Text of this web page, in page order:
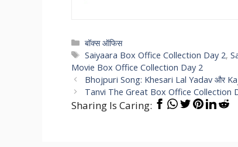
Categories
बॉक्स ऑफिस
Tags
Saiyaara Box Office Collection Day 2,
Movie Box Office Collection Day 2
Bhojpuri Song: Khesari Lal Yadav और Kajal
Tanvi The Great Box Office Collection Day
Sharing Is Caring: